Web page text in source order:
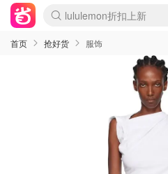
lululemon折扣上新
Sasa美妆护肤3.5折
SSENSE年中2.5折
FreshBeauty好价汇总
Cettire降价+叠9折
WWS Coles超市实拍
viagogo二手票捡漏
Myer超级周末
The Outnet奢牌1折起
David Jones 3折起
Flannels大牌1折
Perfumes Club护肤1折
AMIRO面罩$251
Amazon折扣汇总
eToro入金$200送$50
Amazon数码好物
ICONIC本周7.5折
ThedoubleF高奢地板价
Moose Knuckles 6折
丝芙兰5折起
EUFY摄像头$98
Selenichast首饰2折
Trip机票酒店促销
YSL送5件彩妆礼
Amazon家居好物
Amazon美妆护肤
雅漾大喷$8
过敏原检测盒$33
伊索独家赠50ml沐浴露
科颜氏高保湿面霜$29
SEALIFE海洋馆门票6折
丝塔芙大白罐$16
订阅Newsletter送香薰
Cult Beauty 6.8折
Harrods圣诞日历$525
LN-CC奢牌私促3折
d'Alba空姐喷雾$16
EVE LOM套装£56
Bernardelli独家4折
Adore Beauty 6折起
CT圣诞日历
Mytheresa奢品2.7折
Luxury Escapes 9折
Currentbody美容仪$881
MOON Garden Live
Roborock扫地机$649
Tingo Life水杯$24
Valentino官网5折
CR洗护套装$23
修丽可4件套$159
Myer彩妆2件7折
GANNI官网4.5折
Stylevana韩妆4折
Tessabit高奢8.5折
OGX洗发水$11
Amazon阿德莱德次日达
卡诗8.5折+赠礼
Philips Hue灯具8折
首页 抢好货 服饰